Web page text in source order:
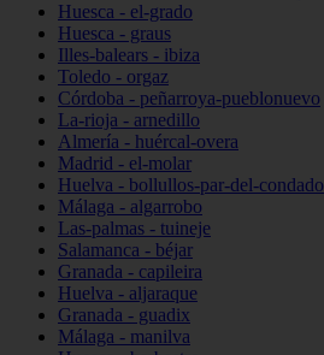
Huesca - el-grado
Huesca - graus
Illes-balears - ibiza
Toledo - orgaz
Córdoba - peñarroya-pueblonuevo
La-rioja - arnedillo
Almería - huércal-overa
Madrid - el-molar
Huelva - bollullos-par-del-condado
Málaga - algarrobo
Las-palmas - tuineje
Salamanca - béjar
Granada - capileira
Huelva - aljaraque
Granada - guadix
Málaga - manilva